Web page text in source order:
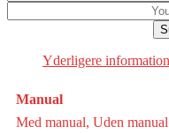
Yderligere information
Manual
Med manual, Uden manual